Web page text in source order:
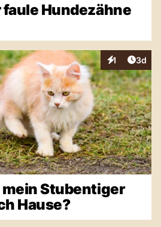
Hundezähne
1
Interaktionen
3d
Stubentiger
Hause?